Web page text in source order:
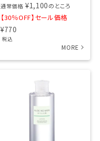
通常価格 ¥1,100のところ
【30％OFF】セール価格
¥770
税込